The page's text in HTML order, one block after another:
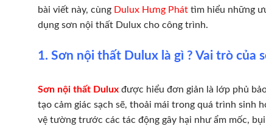
bài viết này, cùng Dulux Hưng Phát tìm hiểu những
dụng sơn nội thất Dulux cho công trình.
1. Sơn nội thất Dulux là gì ? Vai trò
Sơn nội thất Dulux được hiểu đơn giản là lớp phủ
tạo cảm giác sạch sẽ, thoải mái trong quá trình sinh
vệ tường trước các tác động gây hại như ẩm mốc,